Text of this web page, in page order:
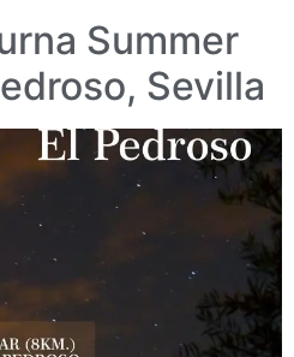
Summer
Sevilla